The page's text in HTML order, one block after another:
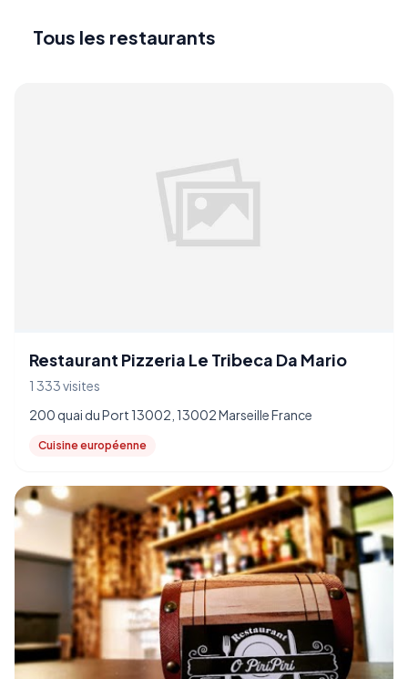
Tous les restaurants
Restaurant Pizzeria Le Tribeca Da Mario
1 333 visites
200 quai du Port 13002, 13002 Marseille France
Cuisine européenne